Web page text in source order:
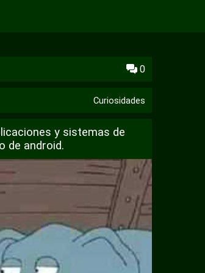
0
Curiosidades
y sistemas de
de android.